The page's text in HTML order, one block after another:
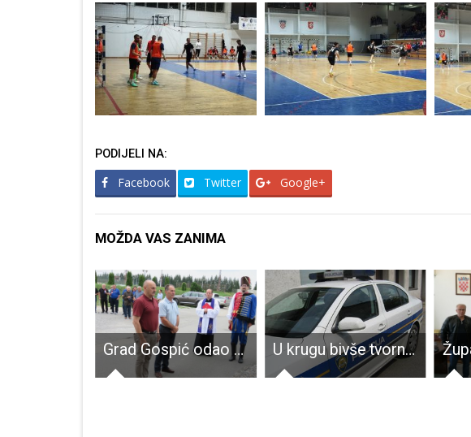
PODIJELI NA:
Facebook Twitter Google+
MOŽDA VAS ZANIMA
Grad Gospić odao počast žrtvama totalitarnih režima U krugu bivše tvornice MOL u Ličkom Osiku večeras pronađeno mrtvo tijelo muške osobe